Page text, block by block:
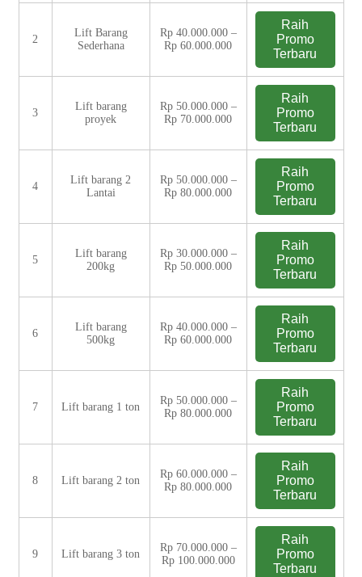
2
Lift Barang
Sederhana
Rp 40.000.000 –
Rp 60.000.000
Raih
Promo
Terbaru
3
Lift barang
proyek
Rp 50.000.000 –
Rp 70.000.000
Raih
Promo
Terbaru
4
Lift barang 2
Lantai
Rp 50.000.000 –
Rp 80.000.000
Raih
Promo
Terbaru
5
Lift barang
200kg
Rp 30.000.000 –
Rp 50.000.000
Raih
Promo
Terbaru
6
Lift barang
500kg
Rp 40.000.000 –
Rp 60.000.000
Raih
Promo
Terbaru
7 Lift barang 1 ton
Rp 50.000.000 –
Rp 80.000.000
Raih
Promo
Terbaru
8 Lift barang 2 ton
Rp 60.000.000 –
Rp 80.000.000
Raih
Promo
Terbaru
9 Lift barang 3 ton
Rp 70.000.000 –
Rp 100.000.000
Raih
Promo
Terbaru